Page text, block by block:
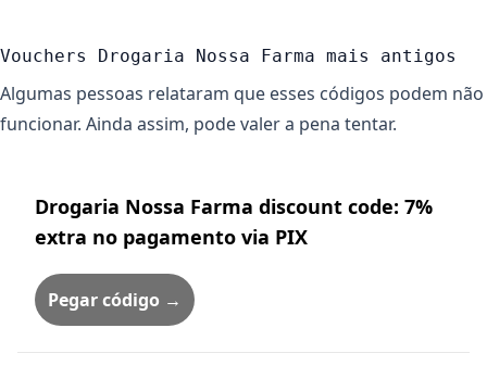
Vouchers Drogaria Nossa Farma mais antigos
Algumas pessoas relataram que esses códigos podem não
funcionar. Ainda assim, pode valer a pena tentar.
Drogaria Nossa Farma discount code: 7%
extra no pagamento via PIX
Pegar código →